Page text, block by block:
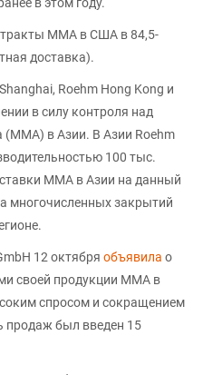
MMA в США в 84,5-
доставка).
Roehm Hong Kong и
в силу контроля над
(ММА) в Азии. В Азии Roehm
100 тыс.
ММА в Азии на данный
многочисленных закрытий
12 октября объявила о
своей продукции ММА в
спросом и сокращением
продаж был введен 15